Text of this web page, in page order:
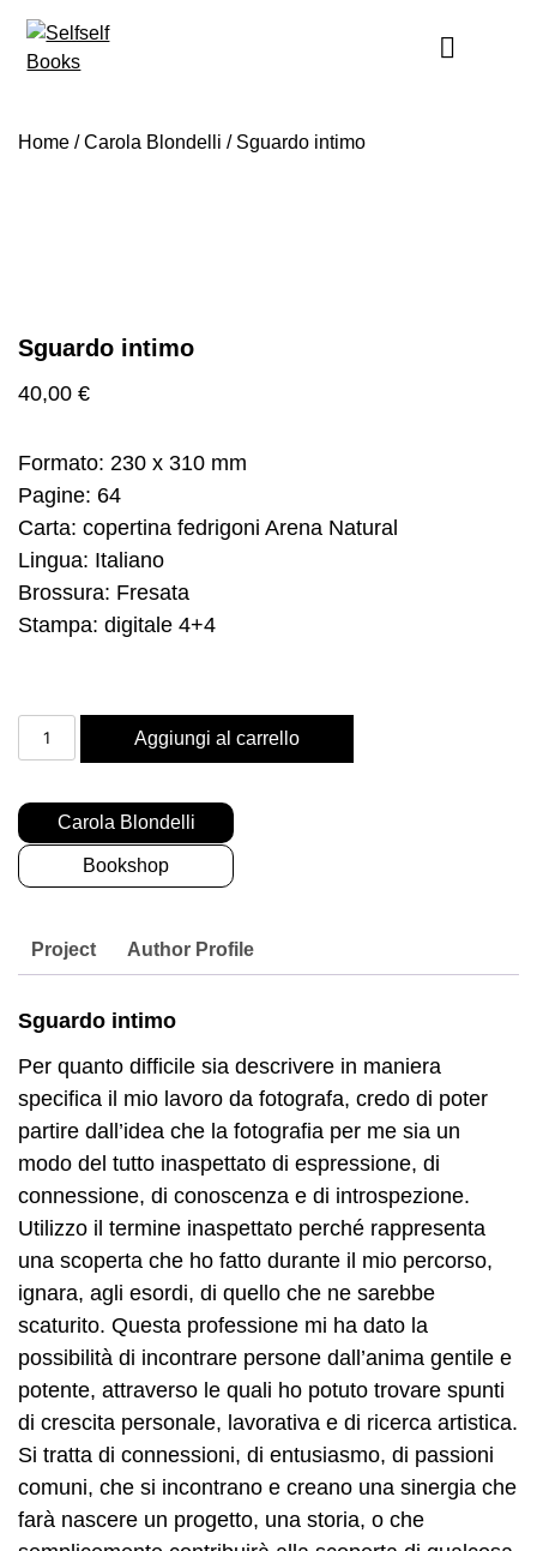
content
Home /Carola Blondelli / Sguardo intimo
Sguardo intimo
40,00 €
Formato: 230 x 310 mm
Pagine: 64
Carta: copertina fedrigoni Arena Natural
Lingua: Italiano
Brossura: Fresata
Stampa: digitale 4+4
Sguardo
intimo
Aggiungi al carrello
Carola Blondelli
Bookshop
Project Author Profile
Sguardo intimo
Per quanto difficile sia descrivere in maniera
specifica il mio lavoro da fotografa, credo di poter
partire dall’idea che la fotografia per me sia un
modo del tutto inaspettato di espressione, di
connessione, di conoscenza e di introspezione.
Utilizzo il termine inaspettato perché rappresenta
una scoperta che ho fatto durante il mio percorso,
ignara, agli esordi, di quello che ne sarebbe
scaturito. Questa professione mi ha dato la
possibilità di incontrare persone dall’anima gentile e
potente, attraverso le quali ho potuto trovare spunti
di crescita personale, lavorativa e di ricerca artistica.
Si tratta di connessioni, di entusiasmo, di passioni
comuni, che si incontrano e creano una sinergia che
farà nascere un progetto, una storia, o che